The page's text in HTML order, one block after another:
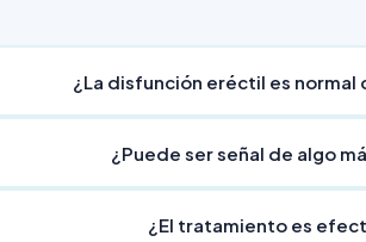
¿La disfunción eréctil es normal
con DE mejoran significativamente con
¿Puede ser señal de algo
Por eso el diagnóstico urológico
¿El tratamiento es